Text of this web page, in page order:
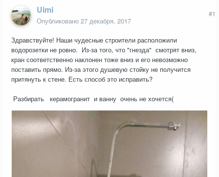
Uimi
Опубликовано 27 декабря, 2017
#1
Здравствуйте! Наши чудесные строители расположили
водорозетки не ровно. Из-за того, что "гнезда" смотрят вниз,
кран соответственно наклонен тоже вниз и его невозможно
поставить прямо. Из-за этого душевую стойку не получится
притянуть к стене. Есть способ это исправить?
Разбирать керамогранит и ванну очень не хочется(